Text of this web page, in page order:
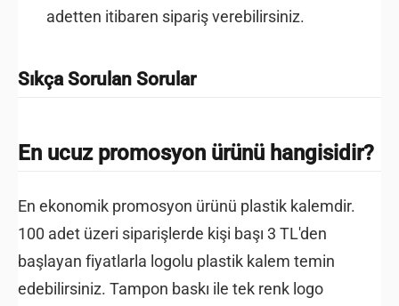
adetten itibaren sipariş verebilirsiniz.
Sıkça Sorulan Sorular
En ucuz promosyon ürünü hangisidir?
En ekonomik promosyon ürünü plastik kalemdir.
100 adet üzeri siparişlerde kişi başı 3 TL'den
başlayan fiyatlarla logolu plastik kalem temin
edebilirsiniz. Tampon baskı ile tek renk logo